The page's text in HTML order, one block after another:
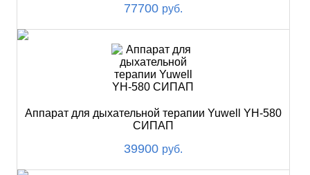
77700 руб.
Аппарат для дыхательной терапии Yuwell YH-580
СИПАП
39900 руб.